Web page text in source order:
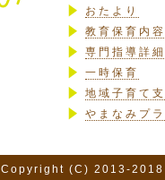
おたより
教育保育内
専門指導詳細
一時保育
地域子育て
やまなみプ
Copyright (C) 2013-